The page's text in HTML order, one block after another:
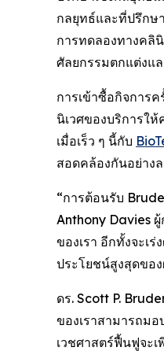
กลยุทธ์และที่ปรึกษ
การทดลองทางคลิ
ศัลยกรรมตกแต่งแ
การเข้าซื้อกิจการ
นิเวศของบริการใ
เมื่อเร็ว ๆ นี้กับ
สอดคล้องกันอย่าง
“การต้อนรับ
Anthony Davies
ของเรา อีกทั้งจะเ
ประโยชน์สูงสุดขอ
ดร. Scott P.
ของเราสามารถม
เวชศาสตร์ฟื้นฟูจะ